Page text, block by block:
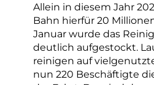
Allein in diesem Jahr
Bahn hierfür 20
Januar wurde das
deutlich aufgestockt.
reinigen auf
nun 220 Beschäftigte